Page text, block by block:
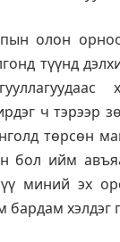
олон
түүнд
ч тэрээр
төрсөн
бол ийм
миний эх
бардам хэлдэг